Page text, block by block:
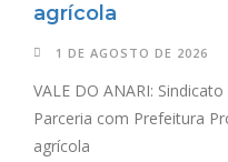
agrícola
1 DE AGOSTO DE 2026
VALE DO ANARI:
Parceria com Prefeitura
agrícola